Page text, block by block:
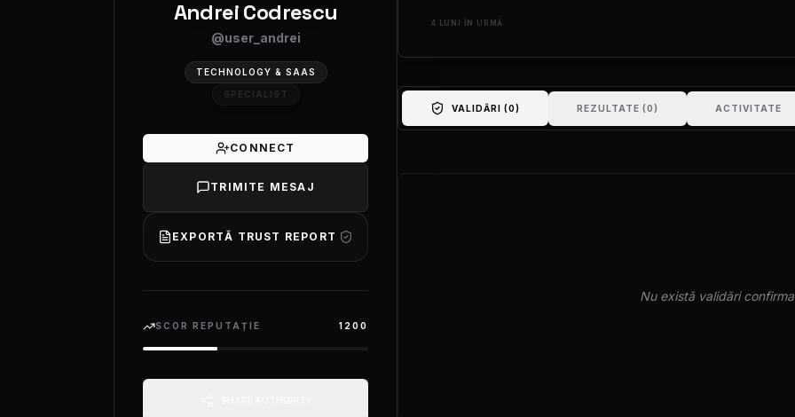
Andrei Codrescu
@user_andrei
TECHNOLOGY & SAAS
SPECIALIST
CONNECT
TRIMITE MESAJ
EXPORTĂ TRUST REPORT
SCOR REPUTAȚIE 1200
4 LUNI ÎN URMĂ
VALIDĂRI (0) REZULTATE (0) ACTIVITATE
Nu există validări